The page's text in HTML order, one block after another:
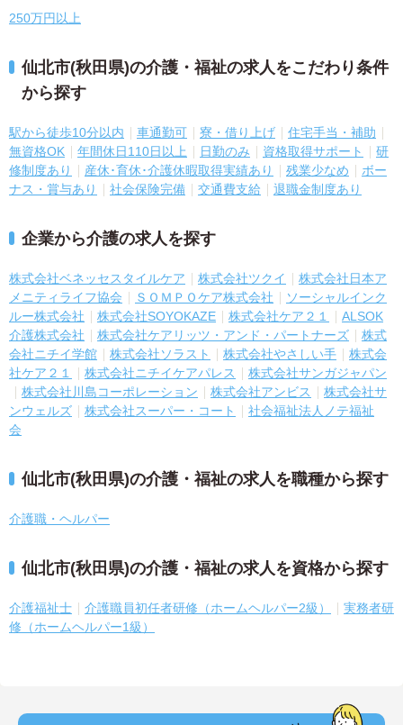
250万円以上
仙北市(秋田県)の介護・福祉の求人をこだわり条件
から探す
駅から徒歩10分以内 車通勤可 寮・借り上げ
住宅手当・補助
無資格OK
年間休日110日以上 日勤のみ 資格取得サポート
研
修制度あり
産休･育休･介護休暇取得実績あり 残業少なめ
ボー
ナス・賞与あり
社会保険完備 交通費支給 退職金制度あり
企業から介護の求人を探す
株式会社ベネッセスタイルケア 株式会社ツクイ
株式会社日本ア
メニティライフ協会
ＳＯＭＰＯケア株式会社
ソーシャルインク
ルー株式会社
株式会社SOYOKAZE 株式会社ケア２１
ALSOK
介護株式会社
株式会社ケアリッツ・アンド・パートナーズ
株式
会社ニチイ学館
株式会社ソラスト 株式会社やさしい手
株式会
社ケア２１
株式会社ニチイケアパレス
株式会社サンガジャパン
株式会社川島コーポレーション
株式会社アンビス
株式会社サ
ンウェルズ
株式会社スーパー・コート
社会福祉法人ノテ福祉
会
仙北市(秋田県)の介護・福祉の求人を職種から探す
介護職・ヘルパー
仙北市(秋田県)の介護・福祉の求人を資格から探す
介護福祉士 介護職員初任者研修（ホームヘルパー2級）
実務者研
修（ホームヘルパー1級）